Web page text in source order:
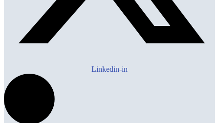
Linkedin-in